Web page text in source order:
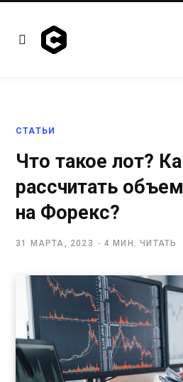
СТАТЬИ
Что такое лот?
рассчитать
на Форекс?
31 МАРТА, 2023 4 МИН. ЧИТАТЬ